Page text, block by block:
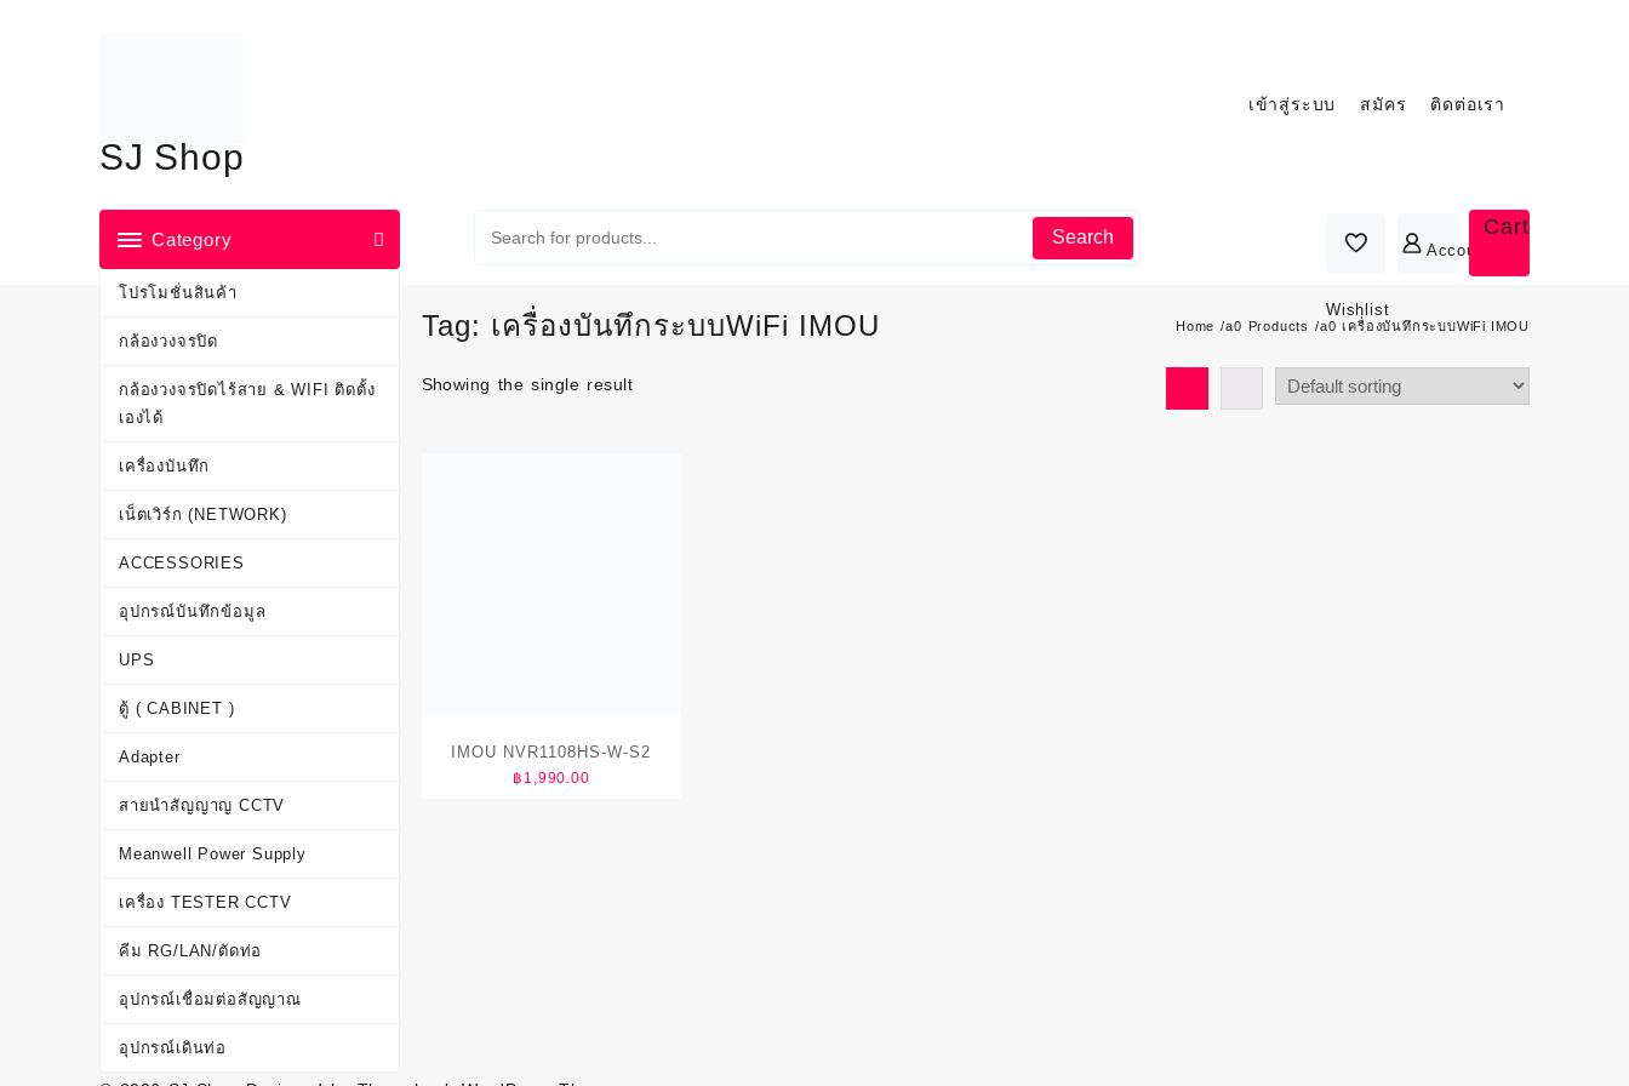
SJ Shop
เข้าสู่ระบบ สมัคร ติดต่อเรา
Category
โปรโมชั่นสินค้า
กล้องวงจรปิด
กล้องวงจรปิดไร้สาย & WIFI ติดตั้ง
เองได้
เครื่องบันทึก
เน็ตเวิร์ก (NETWORK)
ACCESSORIES
อุปกรณ์บันทึกข้อมูล
UPS
ตู้ ( CABINET )
Adapter
สายนำสัญญาญ CCTV
Meanwell Power Supply
เครื่อง TESTER CCTV
คีม RG/LAN/ตัดท่อ
อุปกรณ์เชื่อมต่อสัญญาณ
อุปกรณ์เดินท่อ
Search
Wishlist
Account
Cart
Tag: เครื่องบันทึกระบบWiFi IMOU Home Products เครื่องบันทึกระบบWiFi IMOU
Showing the single result
IMOU NVR1108HS-W-S2
฿ 1,990.00